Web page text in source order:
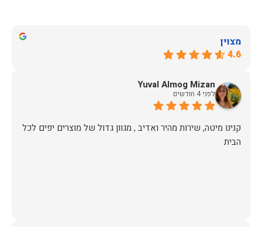
מצוין
4.6
Yuval Almog Mizan
לפני 4 חודשים
קנינו מיטה, שירות מהיר ואדיב , מגוון גדול של מוצרים יפים לכל
הבית